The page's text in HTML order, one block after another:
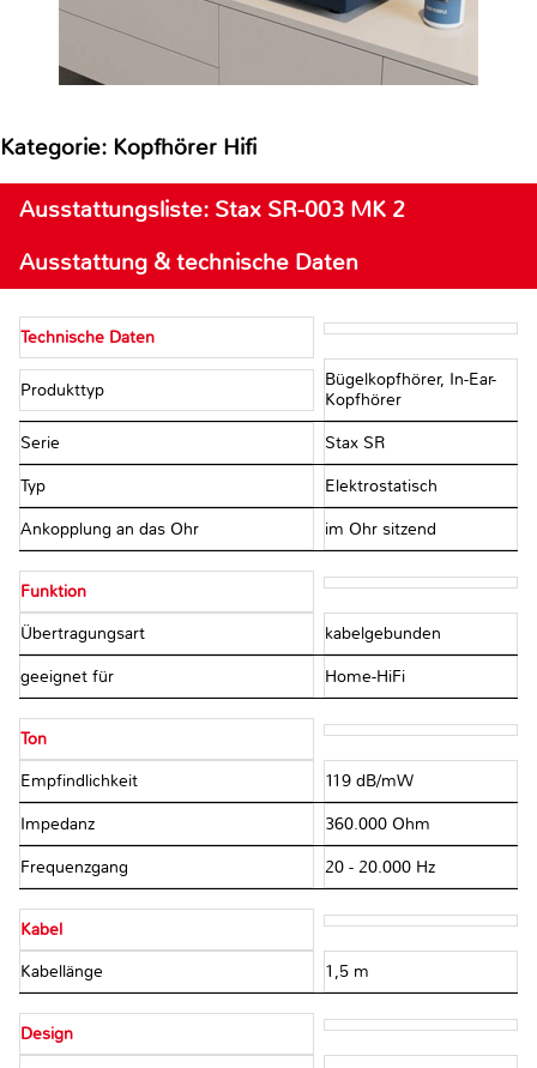
Kategorie: Kopfhörer Hifi
Ausstattungsliste: Stax SR-003 MK 2
Ausstattung & technische Daten
Technische Daten
Produkttyp
Bügelkopfhörer, In-Ear-
Kopfhörer
Serie Stax SR
Typ Elektrostatisch
Ankopplung an das Ohr im Ohr sitzend
Funktion
Übertragungsart kabelgebunden
geeignet für Home-HiFi
Ton
Empfindlichkeit 119 dB/mW
Impedanz 360.000 Ohm
Frequenzgang 20 - 20.000 Hz
Kabel
Kabellänge 1,5 m
Design